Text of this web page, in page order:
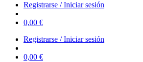
Registrarse / Iniciar sesión
0,00 €
Registrarse / Iniciar sesión
0,00 €